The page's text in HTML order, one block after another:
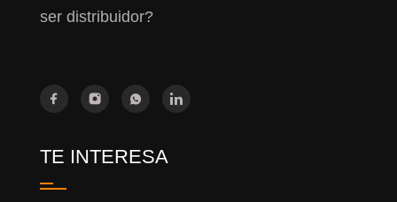
ser distribuidor?
TE INTERESA